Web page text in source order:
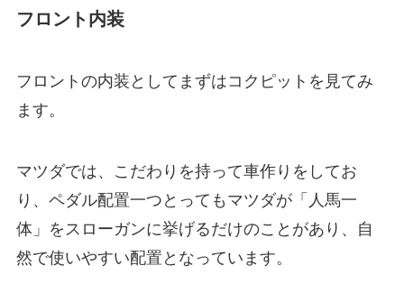
フロント内装
フロントの内装としてまずはコクピットを見てみ
ます。
マツダでは、こだわりを持って車作りをしてお
り、ペダル配置一つとってもマツダが「人馬一
体」をスローガンに挙げるだけのことがあり、自
然で使いやすい配置となっています。